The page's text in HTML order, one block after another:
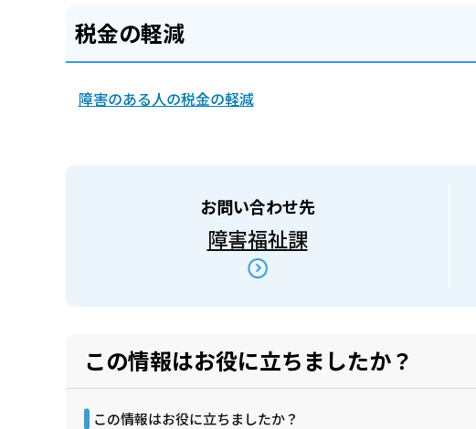
税金の軽減
障害のある人の税金の軽減
お問い合わせ先
障害福祉課
この情報はお役に立ちましたか？
この情報はお役に立ちましたか？